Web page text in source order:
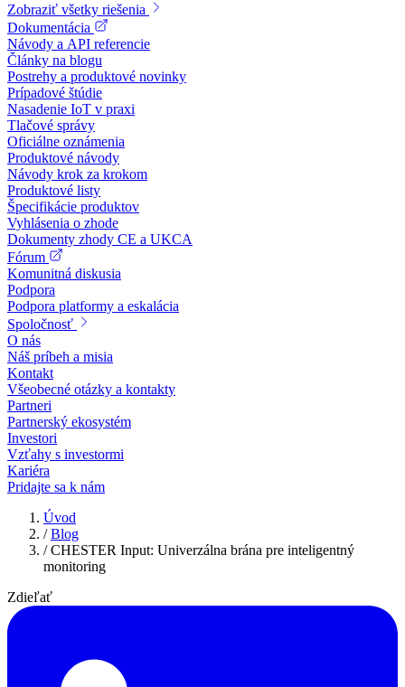
Zobraziť všetky riešenia
Dokumentácia
Návody a API referencie
Články na blogu
Postrehy a produktové novinky
Prípadové štúdie
Nasadenie IoT v praxi
Tlačové správy
Oficiálne oznámenia
Produktové návody
Návody krok za krokom
Produktové listy
Špecifikácie produktov
Vyhlásenia o zhode
Dokumenty zhody CE a UKCA
Fórum
Komunitná diskusia
Podpora
Podpora platformy a eskalácia
Spoločnosť
O nás
Náš príbeh a misia
Kontakt
Všeobecné otázky a kontakty
Partneri
Partnerský ekosystém
Investori
Vzťahy s investormi
Kariéra
Pridajte sa k nám
Úvod
/ Blog
/ CHESTER Input: Univerzálna brána pre inteligentný
monitoring
Zdieľať